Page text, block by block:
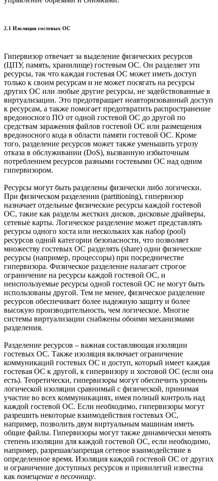
2.1 Изоляция гостевых ОС
Гипервизор отвечает за выделение физических ресурсов
(ЦПУ, память, хранилище) гостевым ОС. Он разделяет эти
ресурсы, так что каждая гостевая ОС может иметь доступ
только к своим ресурсам и не может посягать на ресурсы
других ОС или любые другие ресурсы, не задействованные в
виртуализации. Это предотвращает неавторизованный доступ
к ресурсам, а также помогает предотвратить распространение
вредоносного ПО от одной гостевой ОС до другой по
средствам заражения файлов гостевой ОС или размещения
вредоносного кода в области памяти гостевой ОС. Кроме
того, разделение ресурсов может также уменьшить угрозу
отказа в обслуживании (DoS), вызванную избыточным
потреблением ресурсов разными гостевыми ОС над одним
гипервизором.
Ресурсы могут быть разделены физически либо логически.
При физическом разделении (partitioning), гипервизор
назначает отдельные физические ресурсы каждой гостевой
ОС, такие как разделы жестких дисков, дисковые драйверы,
сетевые карты. Логическое разделение может представлять
ресурсы одного хоста или нескольких как набор (pool)
ресурсов одной категории безопасности, что позволяет
множеству гостевых ОС разделять (share) одни физические
ресурсы (например, процессоры) при посредничестве
гипервизора. Физическое разделение налагает строгое
ограничение на ресурсы каждой гостевой ОС, и
неиспользуемые ресурсы одной гостевой ОС не могут быть
использованы другой. Тем не менее, физическое разделение
ресурсов обеспечивает более надежную защиту и более
высокую производительность, чем логическое. Многие
системы виртуализации снабжены обоими механизмами
разделения.
Разделение ресурсов – важная составляющая изоляции
гостевых ОС. Также изоляция включает ограничение
коммуникаций гостевых ОС и доступ, который имеет каждая
гостевая ОС к другой, к гипервизору и хостовой ОС (если она
есть). Теоретически, гипервизоры могут обеспечить уровень
логической изоляции сравнимый с физической, принимая
участие во всех коммуникациях, имея полный контроль над
каждой гостевой ОС. Если необходимо, гипервизоры могут
разрешить некоторые взаимодействия гостевых ОС,
например, позволить двум виртуальным машинам иметь
общие файлы. Гипервизоры могут также динамически менять
степень изоляции для каждой гостевой ОС, если необходимо,
например, разрешая/запрещая сетевое взаимодействие в
определенное время. Изоляция каждой гостевой ОС от других
и ограничение доступных ресурсов и привилегий известна
как помещение в песочницу.